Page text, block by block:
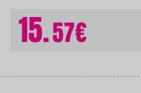
15.57€